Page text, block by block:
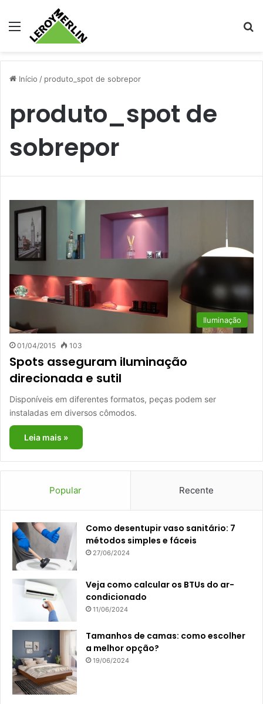
Menu
Início / produto_spot de sobrepor
produto_spot de
sobrepor
Iluminação
01/04/2015 103
Spots asseguram iluminação
direcionada e sutil
Disponíveis em diferentes formatos, peças podem ser
instaladas em diversos cômodos.
Leia mais »
Popular Recente
Como desentupir vaso sanitário: 7
métodos simples e fáceis
27/06/2024
Veja como calcular os BTUs do ar-
condicionado
11/06/2024
Tamanhos de camas: como escolher
a melhor opção?
19/06/2024